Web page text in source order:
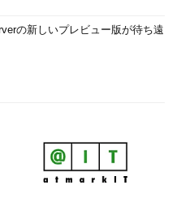
の新しいプレビュー版が待ち遠